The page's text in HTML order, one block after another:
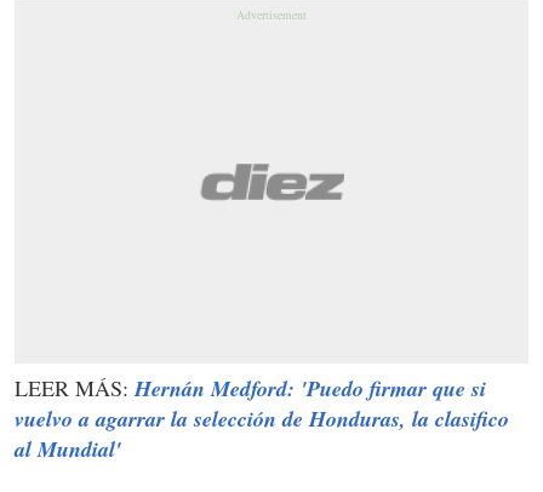
LEER MÁS: Hernán Medford: 'Puedo firmar que si
vuelvo a agarrar la selección de Honduras, la clasifico
al Mundial'